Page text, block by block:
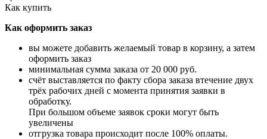
Как купить
Как оформить заказ
вы можете добавить желаемый товар в корзину, а затем
оформить заказ
минимальная сумма заказа от 20 000 руб.
счёт выставляется по факту сбора заказа втечение двух
трёх рабочих дней с момента принятия заявки в
обработку.
При большом объеме заявок сроки могут быть
увеличены
отгрузка товара происходит после 100% оплаты.